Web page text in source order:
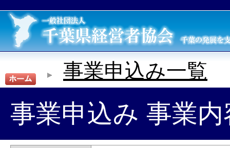
事業申込み一覧
事業申込み 事業内